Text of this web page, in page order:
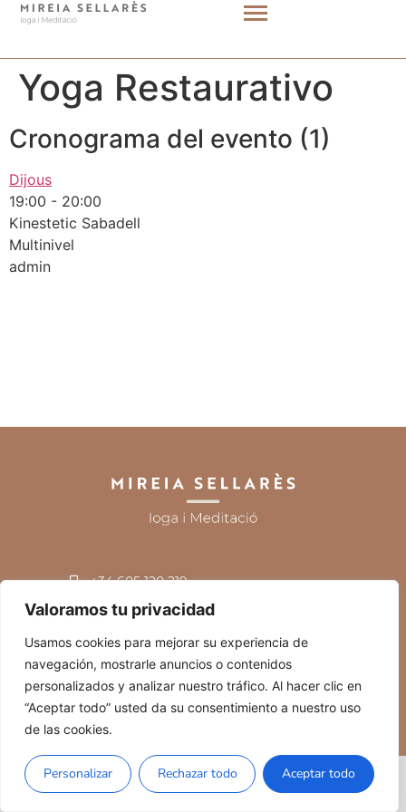
Valoramos tu privacidad
Usamos cookies para mejorar su experiencia de
navegación, mostrarle anuncios o contenidos
personalizados y analizar nuestro tráfico. Al hacer clic en
“Aceptar todo” usted da su consentimiento a nuestro uso
de las cookies.
Personalizar Rechazar todo Aceptar todo
Yoga Restaurativo
Cronograma del evento (1)
Dijous
19:00 - 20:00
Kinestetic Sabadell
Multinivel
admin
+34 605 120 219
miresellares@gmail.com
Política de privacidad Política de cookies Accesibilidad